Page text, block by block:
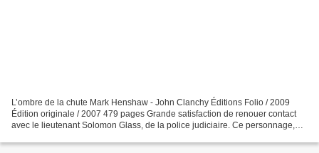
L’ombre de la chute Mark Henshaw - John Clanchy Éditions Folio / 2009
Édition originale / 2007 479 pages Grande satisfaction de renouer contact
avec le lieutenant Solomon Glass, de la police judiciaire. Ce personnage,